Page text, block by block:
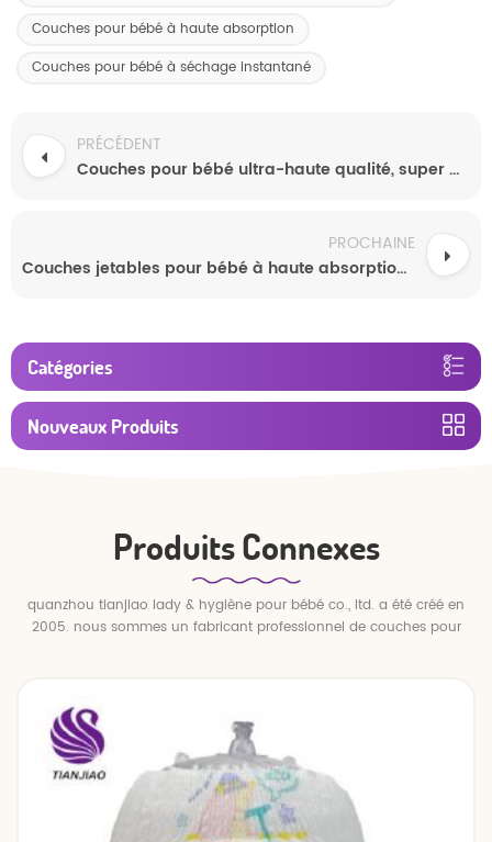
Couches pour bébé à haute absorption
Couches pour bébé à séchage instantané
PRÉCÉDENT
Couches pour bébé ultra-haute qualité, super absorbantes, anti-fuites, respirantes, avec une sensation ultra douce et luxueuse pour une sécheresse instantanée
PROCHAINE
Couches jetables pour bébé à haute absorption, qualité A, vente en gros, couches adhésives, vente en gros, Chine
Catégories
Nouveaux Produits
Produits Connexes
quanzhou tianjiao lady & hygiène pour bébé co., ltd. a été créé en
2005. nous sommes un fabricant professionnel de couches pour